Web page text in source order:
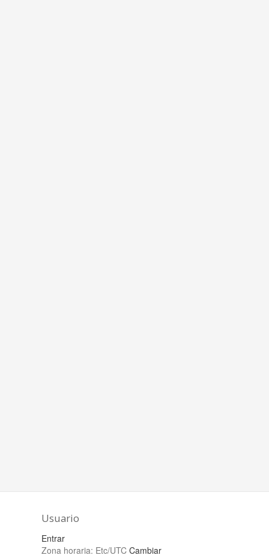
Usuario
Entrar
Zona horaria: Etc/UTC Cambiar